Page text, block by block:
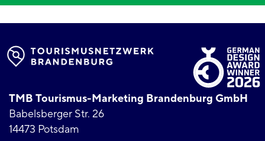
TMB Tourismus-Marketing Brandenburg GmbH
Babelsberger Str. 26
14473 Potsdam